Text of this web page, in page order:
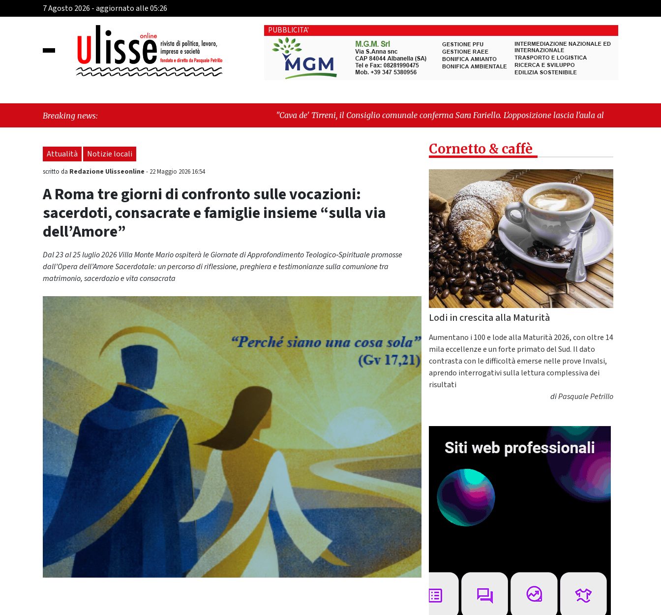
7 Agosto 2026 - aggiornato alle 05:26
PUBBLICITA'
Breaking news: "Cava de' Tirreni, il Consiglio comunale conferma Sara Fariello. L'opposizione lascia l'aula al momento del voto" -"Vietri
sul Mare, giornata storica: la ceramica ammessa alla fase europea per l’IGP"
Attualità Notizie locali
scritto da Redazione Ulisseonline - 22 Maggio 2026 16:54
A Roma tre giorni di confronto sulle vocazioni:
sacerdoti, consacrate e famiglie insieme “sulla via
dell’Amore”
Dal 23 al 25 luglio 2026 Villa Monte Mario ospiterà le Giornate di Approfondimento Teologico‑Spirituale promosse
dall’Opera dell’Amore Sacerdotale: un percorso di riflessione, preghiera e testimonianze sulla comunione tra
matrimonio, sacerdozio e vita consacrata
Cornetto & caffè
Lodi in crescita alla Maturità
Aumentano i 100 e lode alla Maturità 2026, con oltre 14
mila eccellenze e un forte primato del Sud. Il dato
contrasta con le difficoltà emerse nelle prove Invalsi,
aprendo interrogativi sulla lettura complessiva dei
risultati
diPasquale Petrillo